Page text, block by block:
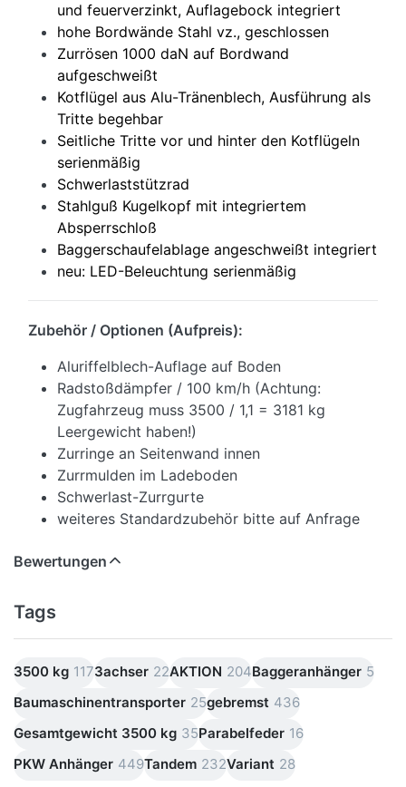
und feuerverzinkt, Auflagebock integriert
hohe Bordwände Stahl vz., geschlossen
Zurrösen 1000 daN auf Bordwand
aufgeschweißt
Kotflügel aus Alu-Tränenblech, Ausführung als
Tritte begehbar
Seitliche Tritte vor und hinter den Kotflügeln
serienmäßig
Schwerlaststützrad
Stahlguß Kugelkopf mit integriertem
Absperrschloß
Baggerschaufelablage angeschweißt integriert
neu: LED-Beleuchtung serienmäßig
Zubehör / Optionen (Aufpreis):
Aluriffelblech-Auflage auf Boden
Radstoßdämpfer / 100 km/h (Achtung:
Zugfahrzeug muss 3500 / 1,1 = 3181 kg
Leergewicht haben!)
Zurringe an Seitenwand innen
Zurrmulden im Ladeboden
Schwerlast-Zurrgurte
weiteres Standardzubehör bitte auf Anfrage
Bewertungen
Tags
3500 kg 1173achser 22AKTION 204Baggeranhänger 5
Baumaschinentransporter 25gebremst 436
Gesamtgewicht 3500 kg 35Parabelfeder 16
PKW Anhänger 449Tandem 232Variant 28